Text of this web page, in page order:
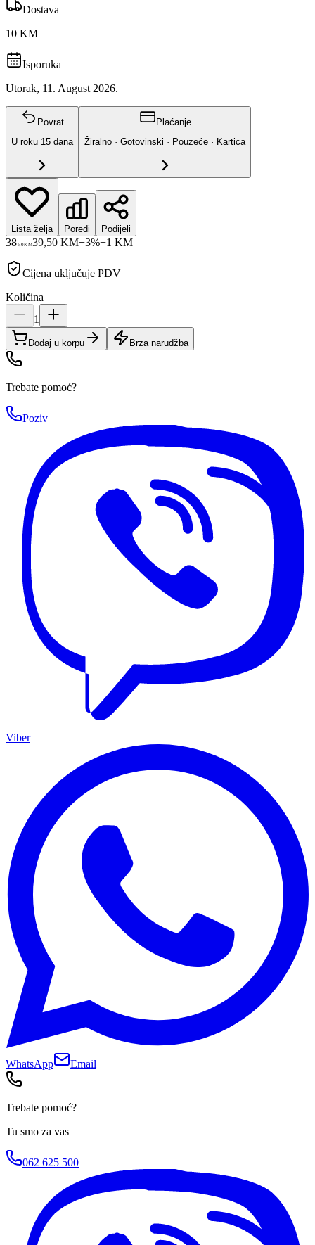
Dostava
10 KM
Isporuka
Utorak, 11. August 2026.
Povrat
U roku 15 dana
Plaćanje
Žiralno · Gotovinski · Pouzeće · Kartica
Lista želja Poredi Podijeli
38 50KM39,50 KM−3%−1 KM
Cijena uključuje PDV
Količina
1
Dodaj u korpu Brza narudžba
Trebate pomoć?
Poziv
Viber
WhatsApp Email
Trebate pomoć?
Tu smo za vas
062 625 500